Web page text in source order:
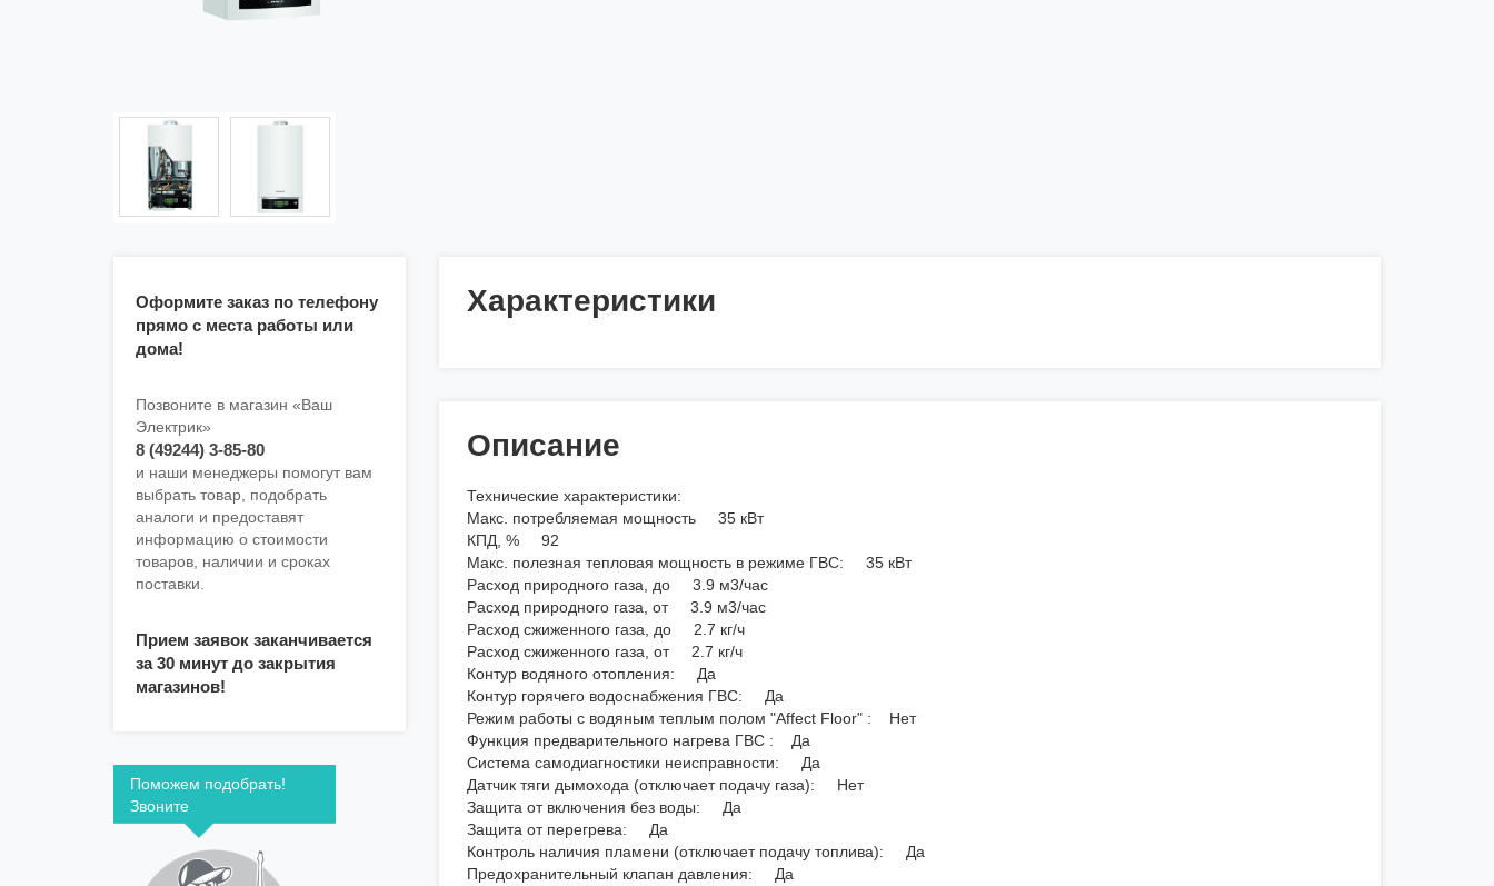
Оформите заказ по телефону
прямо с места работы или
дома!
Позвоните в магазин «Ваш
Электрик»
8 (49244) 3-85-80
и наши менеджеры помогут вам
выбрать товар, подобрать
аналоги и предоставят
информацию о стоимости
товаров, наличии и сроках
поставки.
Прием заявок заканчивается
за 30 минут до закрытия
магазинов!
Поможем подобрать!
Звоните
Характеристики
Описание
Технические характеристики:
Макс. потребляемая мощность 35 кВт
КПД, % 92
Макс. полезная тепловая мощность в режиме ГВС: 35 кВт
Расход природного газа, до 3.9 м3/час
Расход природного газа, от 3.9 м3/час
Расход сжиженного газа, до 2.7 кг/ч
Расход сжиженного газа, от 2.7 кг/ч
Контур водяного отопления: Да
Контур горячего водоснабжения ГВС: Да
Режим работы с водяным теплым полом "Affect Floor" : Нет
Функция предварительного нагрева ГВС : Да
Система самодиагностики неисправности: Да
Датчик тяги дымохода (отключает подачу газа): Нет
Защита от включения без воды: Да
Защита от перегрева: Да
Контроль наличия пламени (отключает подачу топлива): Да
Предохранительный клапан давления: Да